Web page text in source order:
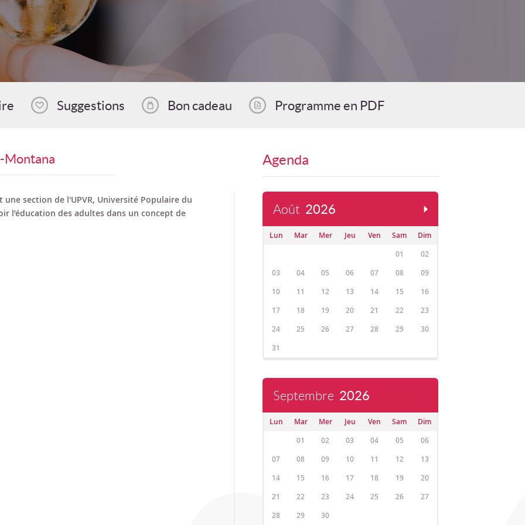
Suggestions Bon cadeau Programme en PDF
Montana
section de l'UPVR, Université Populaire du
l’éducation des adultes dans un concept de
Agenda
Août 2026
Lun Mar Mer Jeu Ven Sam
Dim
01
02
03
04 05 06 07 08
09
10
11 12 13 14 15
16
17
18 19 20 21 22
23
24
25 26 27 28 29
30
31
Septembre 2026
Lun Mar Mer Jeu Ven Sam
Dim
01
02 03 04 05
06
07
08 09 10 11 12
13
14
15 16 17 18 19
20
21
22 23 24 25 26
27
28
29 30